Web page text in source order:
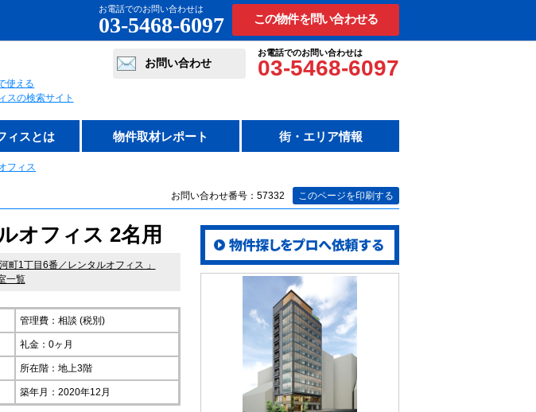
お電話でのお問い合わせは
03-5468-6097 この物件を問い合わせる
使える
スの検索サイト
お電話でのお問い合わせは
03-5468-6097
お問い合わせ
ィスとは 物件取材レポート 街・エリア情報
フィス
お問い合わせ番号：57332 このページを印刷する
オフィス 2名用
河町1丁目6番／レンタルオフィス 」
一覧
管理費：相談 (税別)
礼金：0ヶ月
所在階： 地上3階
築年月：2020年12月